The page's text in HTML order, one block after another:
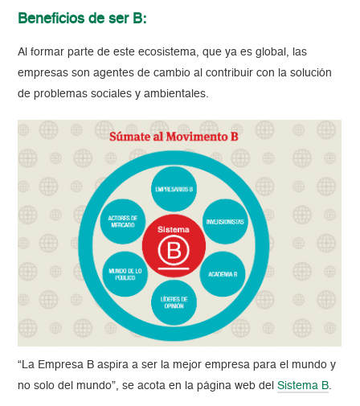
Beneficios de ser B:
Al formar parte de este ecosistema, que ya es global, las
empresas son agentes de cambio al contribuir con la solución
de problemas sociales y ambientales.
“La Empresa B aspira a ser la mejor empresa para el mundo y
no solo del mundo”, se acota en la página web delSistema B.